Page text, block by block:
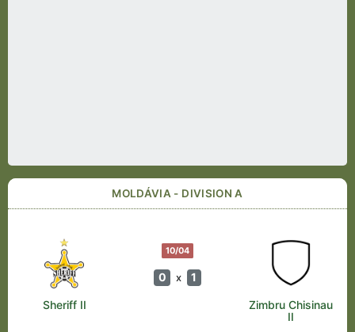
MOLDÁVIA - DIVISION A
10/04
0 x 1
Sheriff II
Zimbru Chisinau
II